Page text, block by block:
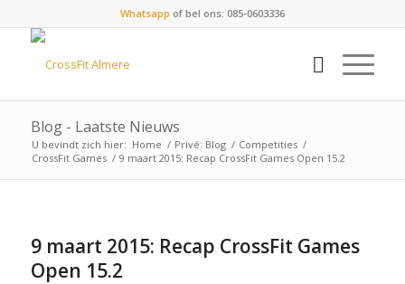
Whatsapp of bel ons: 085-0603336
Blog - Laatste Nieuws
U bevindt zich hier: Home / Privé: Blog / Competities /
CrossFit Games / 9 maart 2015: Recap CrossFit Games Open 15.2
9 maart 2015: Recap CrossFit Games
Open 15.2